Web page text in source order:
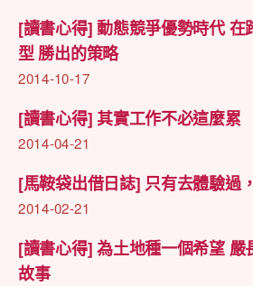
[讀書心得] 動態競爭優勢時代 在
型 勝出的策略
2014-10-17
[讀書心得] 其實工作不必這麼累
2014-04-21
[馬鞍袋出借日誌] 只有去體驗過
2014-02-21
[讀書心得] 為土地種一個希望 嚴
故事